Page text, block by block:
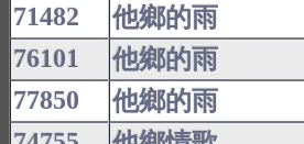
71482 他鄉的雨
76101 他鄉的雨
77850 他鄉的雨